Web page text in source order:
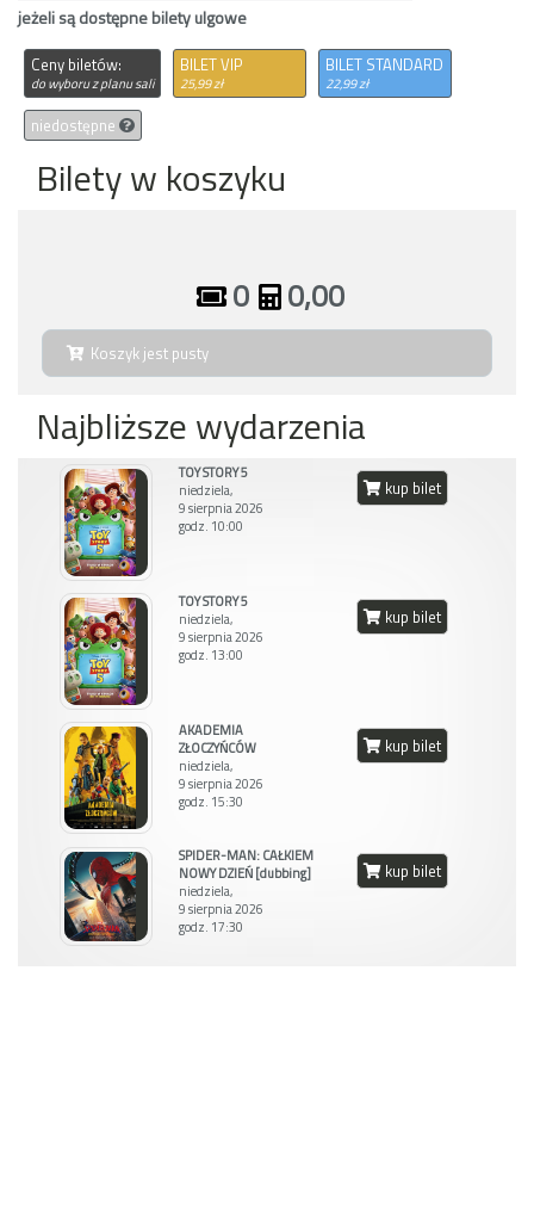
jeżeli są dostępne bilety ulgowe
Ceny biletów:
do wyboru z planu sali
BILET VIP
25,99 zł
BILET STANDARD
22,99 zł
niedostępne
Bilety w koszyku
0 0,00
Koszyk jest pusty
Najbliższe wydarzenia
TOY STORY 5
niedziela,
9 sierpnia 2026
godz. 10:00
kup bilet
TOY STORY 5
niedziela,
9 sierpnia 2026
godz. 13:00
kup bilet
AKADEMIA
ZŁOCZYŃCÓW
niedziela,
9 sierpnia 2026
godz. 15:30
kup bilet
SPIDER-MAN: CAŁKIEM
NOWY DZIEŃ [dubbing]
niedziela,
9 sierpnia 2026
godz. 17:30
kup bilet